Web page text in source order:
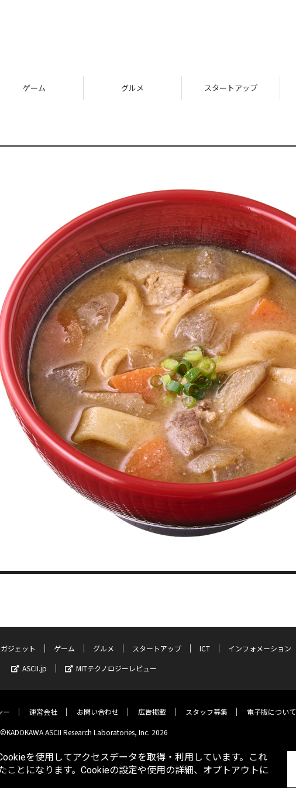
ゲーム グルメ スタートアップ
ガジェット ゲーム グルメ スタートアップ ICT
インフォメーション
ASCII.jp
MITテクノロジーレビュー
ー 運営会社 お問い合わせ 広告掲載 スタッフ募集 電子版について
©KADOKAWA ASCII Research Laboratories, Inc. 2026
を使用してアクセスデータを取得・利用しています。これ
とになります。Cookieの設定や使用の詳細、オプトアウトに